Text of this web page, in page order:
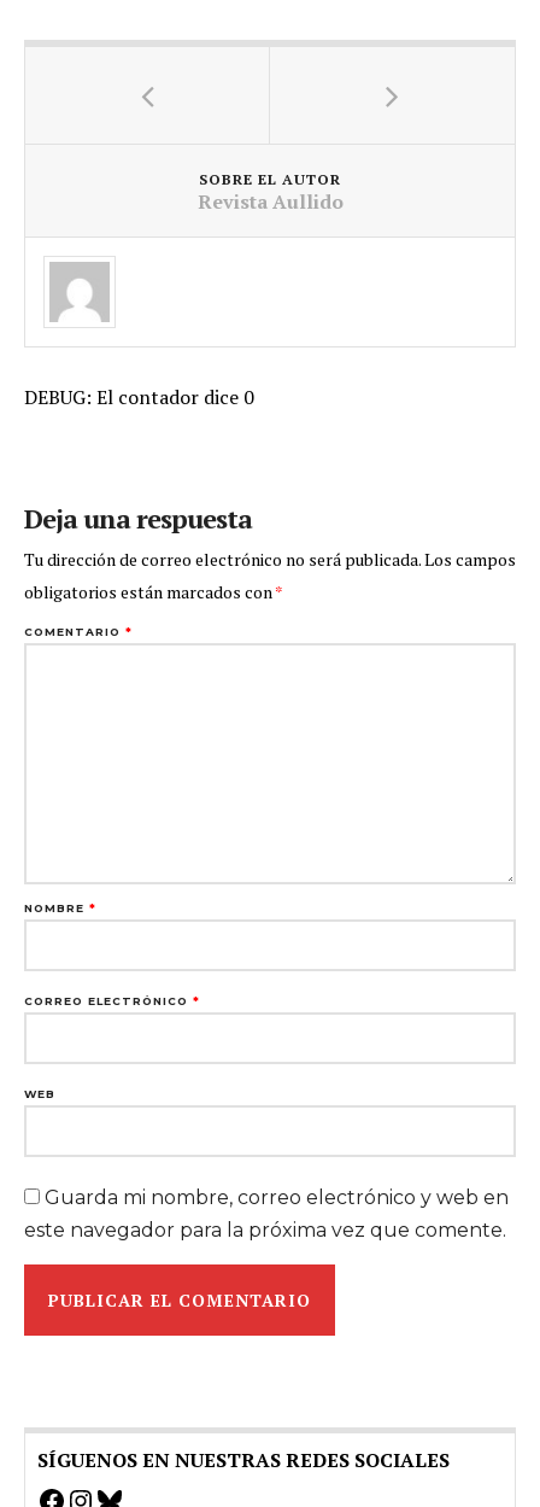
SOBRE EL AUTOR
Revista Aullido
DEBUG: El contador dice 0
Deja una respuesta
Tu dirección de correo electrónico no será publicada.Los campos
obligatorios están marcados con*
COMENTARIO *
NOMBRE *
CORREO ELECTRÓNICO *
WEB
Guarda mi nombre, correo electrónico y web en
este navegador para la próxima vez que comente.
SÍGUENOS EN NUESTRAS REDES SOCIALES
Facebook
Instagram
Bluesky